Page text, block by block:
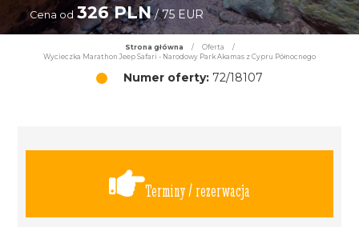
Cena od 326 PLN/ 75 EUR
Strona główna / Oferta
/
Wycieczka Marathon Jeep Safari - Narodowy Park Akamas z Cypru Północnego
Numer oferty: 72/18107
Terminy / rezerwacja